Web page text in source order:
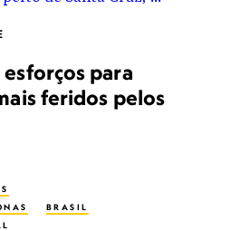
para
feridos pelos
BRASIL